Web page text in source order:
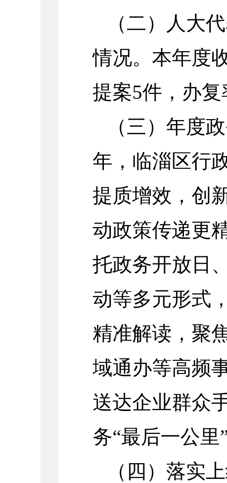
（二）人大
情况。本年度
提案5件，办复
（三）年度
年，临淄区行
提质增效，创
动政策传递更
托政务开放日
动等多元形式
精准解读，聚
域通办等高频
送达企业群众
务“最后一公里
（四）落实